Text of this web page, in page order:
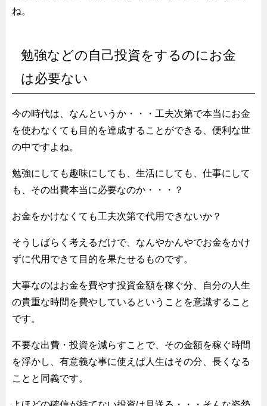
ね。
勉強などの自己投資をするのにお金
は必要ない
今の時代は、なんというか・・・工夫次第で本当にお金
を使わなくても目的を達成することができる、便利な世
の中ですよね。
勉強にしても趣味にしても、生活にしても、仕事にして
も、その出費本当に必要なのか・・・？
お金をかけなくても工夫次第で代用できないか？
そうしばらく考えるだけで、なんやかんやでお金をかけ
ずに代用できて目的を果たせるものです。
大事なのはお金を費やす投資金額を稼ぐ分、自分の人生
の貴重な時間を費やしているということを意識すること
です。
不要な出費・投資を減らすことで、その金額を稼ぐ時間
を浮かし、有意義な事に使えば人生はその分、長くなる
ことと同義です。